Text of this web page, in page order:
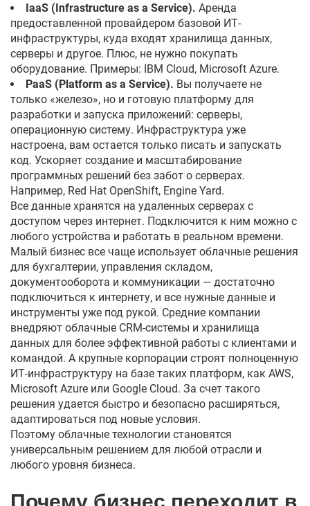
IaaS (Infrastructure as a Service). Аренда
предоставленной провайдером базовой ИТ-
инфраструктуры, куда входят хранилища данных,
серверы и другое. Плюс, не нужно покупать
оборудование. Примеры: IBM Cloud, Microsoft Azure.
PaaS (Platform as a Service). Вы получаете не
только «железо», но и готовую платформу для
разработки и запуска приложений: серверы,
операционную систему. Инфраструктура уже
настроена, вам остается только писать и запускать
код. Ускоряет создание и масштабирование
программных решений без забот о серверах.
Например, Red Hat OpenShift, Engine Yard.
Все данные хранятся на удаленных серверах с
доступом через интернет. Подключится к ним можно с
любого устройства и работать в реальном времени.
Малый бизнес все чаще использует облачные решения
для бухгалтерии, управления складом,
документооборота и коммуникации — достаточно
подключиться к интернету, и все нужные данные и
инструменты уже под рукой. Средние компании
внедряют облачные CRM-системы и хранилища
данных для более эффективной работы с клиентами и
командой. А крупные корпорации строят полноценную
ИТ-инфраструктуру на базе таких платформ, как AWS,
Microsoft Azure или Google Cloud. За счет такого
решения удается быстро и безопасно расширяться,
адаптироваться под новые условия.
Поэтому облачные технологии становятся
универсальным решением для любой отрасли и
любого уровня бизнеса.
Почему бизнес переходит в